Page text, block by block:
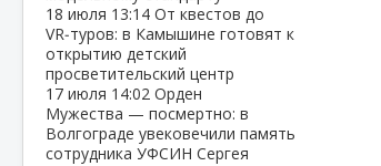
18 июля 13:14 От квестов до
VR‑туров: в Камышине готовят к
открытию детский
просветительский центр
17 июля 14:02 Орден
Мужества — посмертно: в
Волгограде увековечили память
сотрудника УФСИН Сергея